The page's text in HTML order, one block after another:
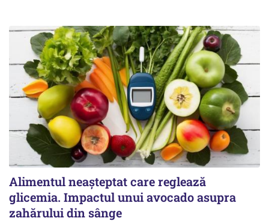
Alimentul neașteptat care reglează
glicemia. Impactul unui avocado asupra
zahărului din sânge